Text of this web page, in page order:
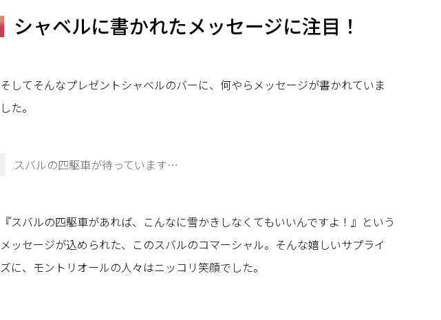
シャベルに書かれたメッセージに注目！
そしてそんなプレゼントシャベルのバーに、何やらメッセージが書かれていま
した。
スバルの四駆車が待っています…
『スバルの四駆車があれば、こんなに雪かきしなくてもいいんですよ！』という
メッセージが込められた、このスバルのコマーシャル。そんな嬉しいサプライ
ズに、モントリオールの人々はニッコリ笑顔でした。